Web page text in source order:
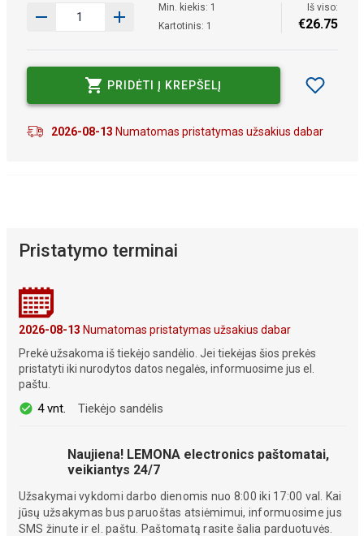
Min. kiekis: 1
Kartotinis: 1
Iš viso:
€26.75
PRIDĖTI Į KREPŠELĮ
2026-08-13 Numatomas pristatymas užsakius dabar
Pristatymo terminai
2026-08-13 Numatomas pristatymas užsakius dabar
Prekė užsakoma iš tiekėjo sandėlio. Jei tiekėjas šios prekės
pristatyti iki nurodytos datos negalės, informuosime jus el.
paštu.
4 vnt. Tiekėjo sandėlis
Naujiena! LEMONA electronics paštomatai,
veikiantys 24/7
Užsakymai vykdomi darbo dienomis nuo 8:00 iki 17:00 val. Kai
jūsų užsakymas bus paruoštas atsiėmimui, informuosime jus
SMS žinute ir el. paštu. Paštomatą rasite šalia parduotuvės.